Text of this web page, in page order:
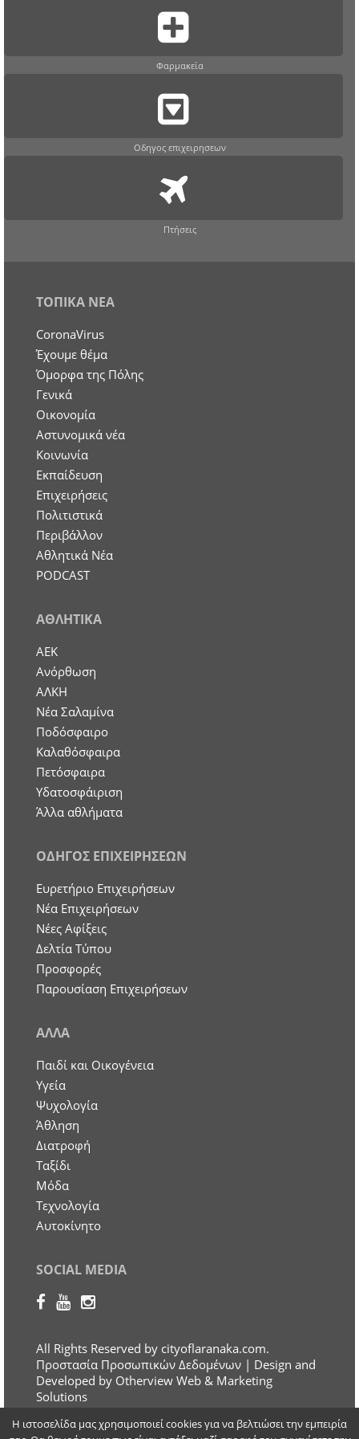
Φαρμακεία
Οδηγος επιχειρησεων
Πτήσεις
ΤΟΠΙΚΑ ΝΕΑ
CoronaVirus
Έχουμε θέμα
Όμορφα της Πόλης
Γενικά
Οικονομία
Aστυνομικά νέα
Κοινωνία
Εκπαίδευση
Επιχειρήσεις
Πολιτιστικά
Περιβάλλον
Αθλητικά Νέα
PODCAST
ΑΘΛΗΤΙΚΑ
ΑΕΚ
Ανόρθωση
ΑΛΚΗ
Νέα Σαλαμίνα
Ποδόσφαιρο
Καλαθόσφαιρα
Πετόσφαιρα
Υδατοσφάιριση
Άλλα αθλήματα
ΟΔΗΓΟΣ ΕΠΙΧΕΙΡΗΣΕΩΝ
Ευρετήριο Επιχειρήσεων
Nέα Επιχειρήσεων
Νέες Αφίξεις
Δελτία Τύπου
Προσφορές
Παρουσίαση Επιχειρήσεων
ΑΛΛΑ
Παιδί και Οικογένεια
Υγεία
Ψυχολογία
Άθληση
Διατροφή
Ταξίδι
Μόδα
Τεχνολογία
Αυτοκίνητο
SOCIAL MEDIA
All Rights Reserved by cityoflaranaka.com.
Προστασία Προσωπικών Δεδομένων | Design and
Developed by Otherview Web & Marketing
Solutions
Η ιστοσελίδα μας χρησιμοποιεί cookies για να βελτιώσει την εμπειρία